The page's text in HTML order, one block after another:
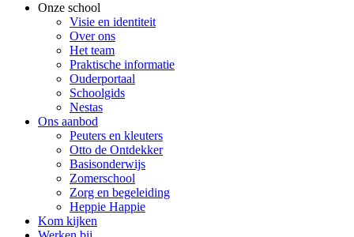
Onze school
Visie en identiteit
Over ons
Het team
Praktische informatie
Ouderportaal
Schoolgids
Nestas
Ons aanbod
Peuters en kleuters
Otto de Ontdekker
Basisonderwijs
Zomerschool
Zorg en begeleiding
Heppie Happie
Kom kijken